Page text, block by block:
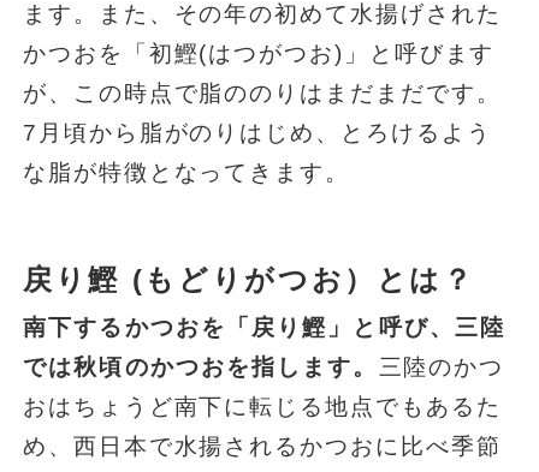
ます。また、その年の初めて水揚げされた
かつおを「初鰹(はつがつお)」と呼びます
が、この時点で脂ののりはまだまだです。
7月頃から脂がのりはじめ、とろけるよう
な脂が特徴となってきます。
戻り鰹 (もどりがつお）とは？
南下するかつおを「戻り鰹」と呼び、三陸
では秋頃のかつおを指します。 三陸のかつ
おはちょうど南下に転じる地点でもあるた
め、西日本で水揚されるかつおに比べ季節